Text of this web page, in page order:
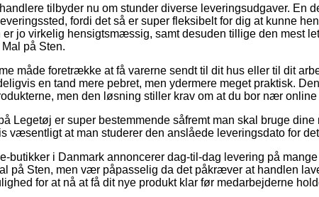
tilbyder nu om stunder diverse leveringsudgaver. En
fordi det så er super fleksibelt for dig at kunne
er jo virkelig hensigtsmæssig, samt desuden tillige den mest
på Sten.
måde foretrække at få varerne sendt til dit hus eller til dit
en tand mere pebret, men ydermere meget praktisk.
men den løsning stiller krav om at du bor nær online
Legetøj er super bestemmende såfremt man skal bruge dine
væsentligt at man studerer den anslåede leveringsdato for
butikker i Danmark annoncerer dag-til-dag levering på
på Sten, men vær påpasselig da det påkræver at handlen
for at nå at få dit nye produkt klar før medarbejderne